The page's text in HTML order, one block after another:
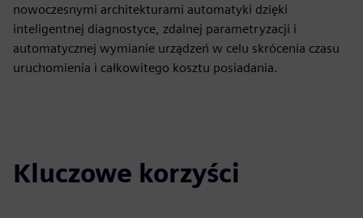
nowoczesnymi architekturami automatyki dzięki
inteligentnej diagnostyce, zdalnej parametryzacji i
automatycznej wymianie urządzeń w celu skrócenia czasu
uruchomienia i całkowitego kosztu posiadania.
Kluczowe korzyści